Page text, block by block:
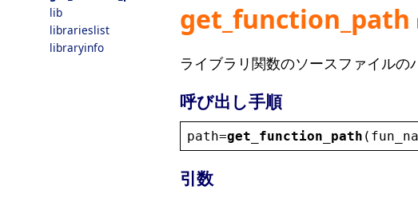
lib
librarieslist
libraryinfo
get_function_path
ライブラリ関数のソースファイルの
呼び出し手順
path=get_function_path (
引数